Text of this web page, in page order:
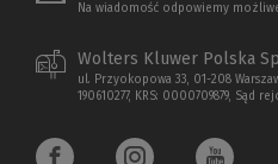
Na wiadomość odpowiemy
Wolters Kluwer Polska
ul. Przyokopowa 33, 01-208
190610277, KRS: 0000709879, Sąd